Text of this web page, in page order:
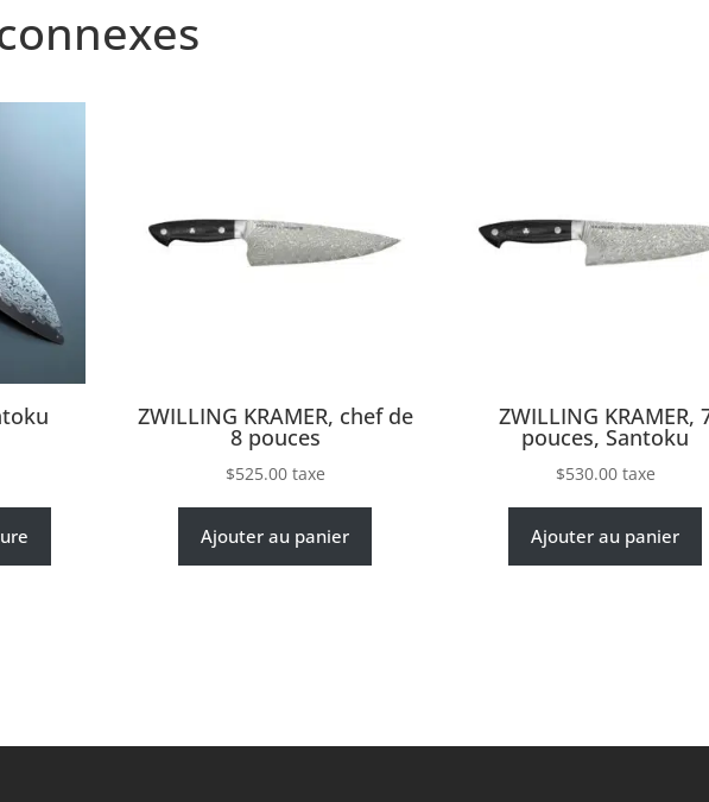
ZWILLING KRAMER, chef de
8 pouces
$525.00 taxe
Ajouter au panier
ZWILLING KRAMER,
pouces, Santoku
$530.00 taxe
Ajouter au panier